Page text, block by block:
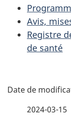
Avis,
Registre
de santé
D
2024-03-15